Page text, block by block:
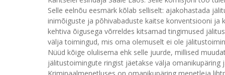
Selle eelnõu eesmärk kõlab selliselt: ajakohastada
inimõiguste ja põhivabaduste kaitse konventsiooni ja
kehtiva õigusega võrreldes kitsamad tingimused
välja toimingud, mis oma olemuselt ei ole
Nüüd kõige olulisema ehk selle juurde, millised
jälitustoimingute ringist jäetakse välja